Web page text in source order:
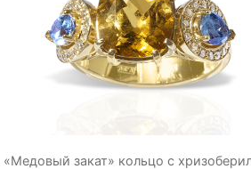
«Медовый закат» кольцо с